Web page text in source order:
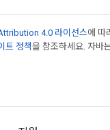
4.0 라이선스에 따
트 정책을 참조하세요. 자바